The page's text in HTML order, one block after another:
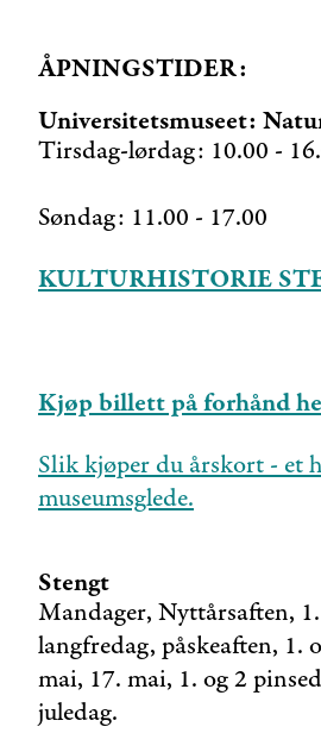
ÅPNINGSTIDER:
Universitetsmuseet:
Tirsdag-lørdag: 10.00 -
Søndag: 11.00 - 17.00
KULTURHISTORIE
Kjøp billett på forhånd
Slik kjøper du årskort - et
museumsglede.
Stengt
Mandager, Nyttårsaften,
langfredag, påskeaften, 1.
mai, 17. mai, 1. og 2
juledag.